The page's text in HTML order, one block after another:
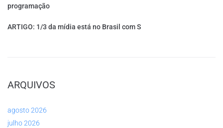
programação
ARTIGO: 1/3 da mídia está no Brasil com S
ARQUIVOS
agosto 2026
julho 2026